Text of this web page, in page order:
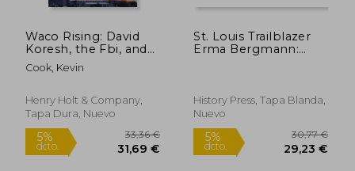
5%
dcto. 22,30 €
5%
dcto.
Waco Rising: David
Koresh, the Fbi, and
the Birth of America'S
Modern Militias (en
Cook, Kevin
Henry Holt & Company,
Tapa Dura, Nuevo
St. Louis Trailblazer
Erma Bergmann:
History Press, Tapa Blanda,
Nuevo